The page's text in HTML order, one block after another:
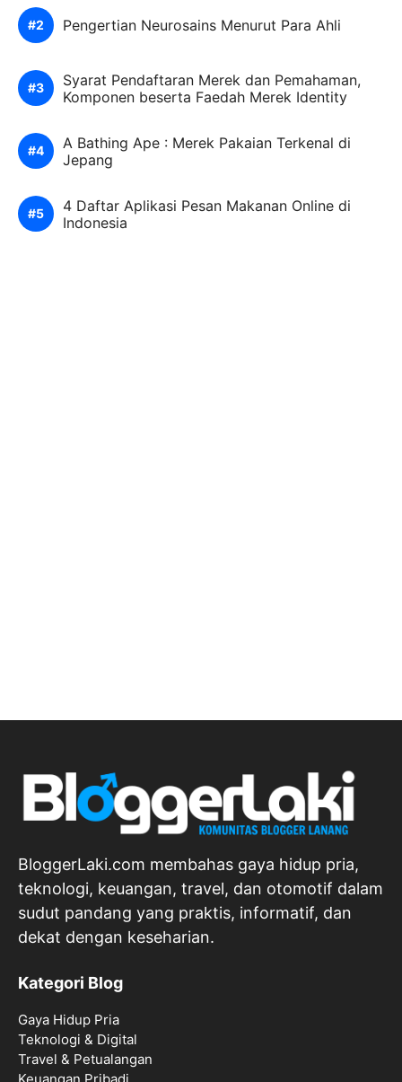
Pengertian Neurosains Menurut Para Ahli
Syarat Pendaftaran Merek dan Pemahaman,
Komponen beserta Faedah Merek Identity
A Bathing Ape : Merek Pakaian Terkenal di
Jepang
4 Daftar Aplikasi Pesan Makanan Online di
Indonesia
BloggerLaki.com membahas gaya hidup pria,
teknologi, keuangan, travel, dan otomotif dalam
sudut pandang yang praktis, informatif, dan
dekat dengan keseharian.
Kategori Blog
Gaya Hidup Pria
Teknologi & Digital
Travel & Petualangan